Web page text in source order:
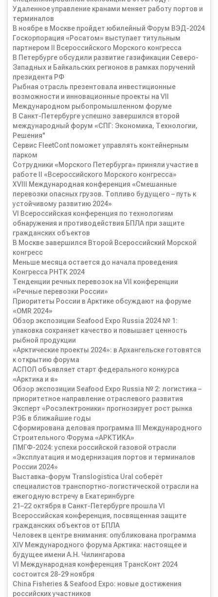
Удаленное управление кранами меняет работу портов и
терминалов
В ноябре в Москве пройдет юбилейный Форум ВЭД-2024
Госкорпорация «Росатом» выступает титульным
партнером II Всероссийского Морского конгресса
В Петербурге обсудили развитие газификации Северо-
Западных и Байкальских регионов в рамках поручений
президента РФ
Рыбная отрасль презентовала инвестиционные
возможности и инновационные проекты на VII
Международном рыбопромышленном форуме
В Санкт-Петербурге успешно завершился второй
международный форум «СПГ: Экономика, Технологии,
Решения"
Сервис FleetCont поможет управлять контейнерным
парком
Сотрудники «Морского Петербурга» приняли участие в
работе II «Всероссийского Морского конгресса»
XVIII Международная конференция «Смешанные
перевозки опасных грузов. Топливо будущего – путь к
устойчивому развитию 2024»
VI Всероссийская конференция по технологиям
обнаружения и противодействия БПЛА при защите
гражданских объектов
В Москве завершился Второй Всероссийский Морской
конгресс
Меньше месяца остается до начала проведения
Конгресса РНТК 2024
Тенденции речных перевозок на VII конференции
«Речные перевозки России»
Приоритеты России в Арктике обсуждают на форуме
«OMR 2024»
Обзор экспозиции Seafood Expo Russia 2024 № 1:
упаковка сохраняет качество и повышает ценность
рыбной продукции
«Арктические проекты 2024»: в Архангельске готовятся
к открытию форума
АСПОЛ объявляет старт федерального конкурса
«Арктика и я»
Обзор экспозиции Seafood Expo Russia № 2: логистика –
приоритетное направление отраслевого развития
Эксперт «Росэлектроники» прогнозирует рост рынка
РЭБ в ближайшие годы
Сформирована деловая программа III Международного
Строительного Форума «АРКТИКА»
ПМГФ-2024: успехи российской газовой отрасли
«Эксплуатация и модернизация портов и терминалов
России 2024»
Выставка-форум Translogistica Ural соберёт
специалистов транспортно-логистической отрасли на
ежегодную встречу в Екатеринбурге
21–22 октября в Санкт-Петербурге прошла VI
Всероссийская конференция, посвященная защите
гражданских объектов от БПЛА
Человек в центре внимания: опубликована программа
XIV Международного форума Арктика: настоящее и
будущее имени А.Н. Чилингарова
VI Международная конференция ТрансКонт 2024
состоится 28-29 ноября
China Fisheries & Seafood Expo: новые достижения
российских участников